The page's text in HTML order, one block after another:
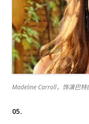
Madeline Carroll，饰演巴特
05.